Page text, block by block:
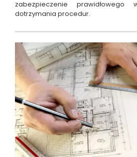
zabezpieczenie
dotrzymania procedur.